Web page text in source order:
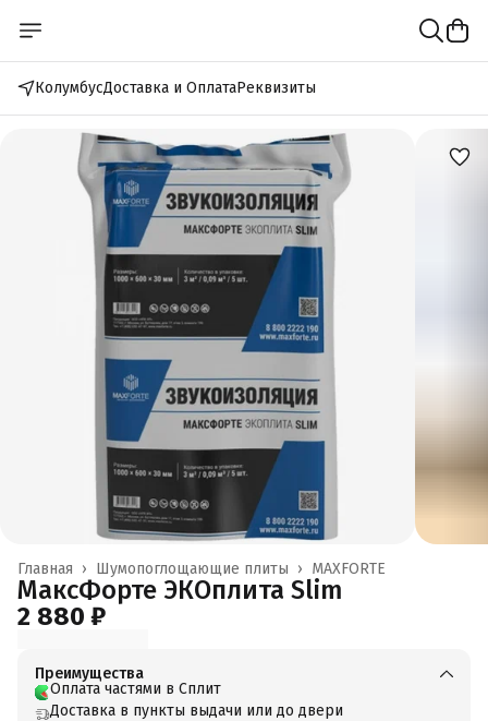
КолумбусДоставка и ОплатаРеквизиты
MAXFORTE
Шумопоглощающие плиты ›
Главная ›
МаксФорте ЭКОплита Slim
2 880 ₽
Преимущества
Оплата частями в Сплит
Доставка в пункты выдачи или до двери